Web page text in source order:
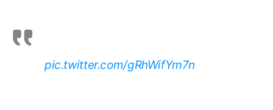
pic.twitter.com/gRhWifYm7n